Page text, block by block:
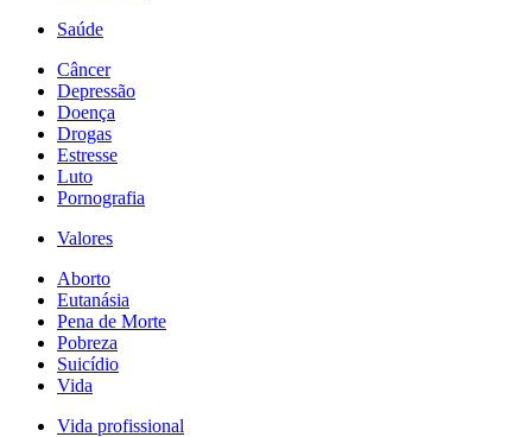
Saúde
Câncer
Depressão
Doença
Drogas
Estresse
Luto
Pornografia
Valores
Aborto
Eutanásia
Pena de Morte
Pobreza
Suicídio
Vida
Vida profissional